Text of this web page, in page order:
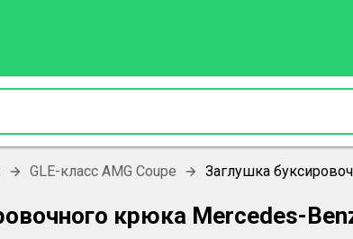
GLE-класс AMG Coupe Заглушка
крюка Mercedes-